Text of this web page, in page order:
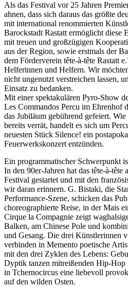
Als das Festival vor 25 Jahren
ahnen, dass sich daraus das größte
mit international renommierten
Barockstadt Rastatt ermöglicht diese
mit treuen und großzügigen
aus der Region, sowie erstmals der
dem Förderverein tête-à-tête Rastatt
Helferinnen und Helfern. Wir
nicht ungenutzt verstreichen lassen,
Einsatz zu bedanken.
Mit einer spektakulären Pyro-Show
Les Commandos Percu im Ehrenhof
das Jubiläum gebührend gefeiert.
bereits verrät, handelt es sich um
neuesten Stück Silence! ein
Feuerwerkskonzert entzünden.
Ein programmatischer Schwerpunkt
In den 90er-Jahren hat das tête-à-tête
Festival gestartet und mit den
wir daran erinnern. G. Bistaki, die
Performance-Szene, schicken das
choreographierte Reise, in der Mais
Cirque la Compagnie zeigt
Balken, am Chinese Pole und
und Gesang. Die drei Künstlerinnen
verbinden in Memento poetische
mit den drei Zyklen des Lebens:
Dyptik tanzen mitreißenden Hip-Hop
in Tchernocircus eine liebevoll
auf den wilden Osten.